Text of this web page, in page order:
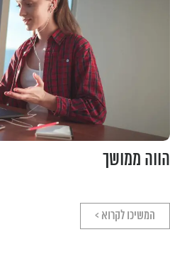
הווה ממושך
המשיכו לקרוא >